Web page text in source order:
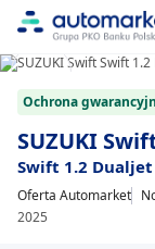
25
1/25
Ochrona
SUZUKI
Swift 1.2 Dualjet
Oferta Automarket
2025